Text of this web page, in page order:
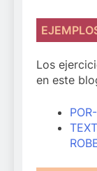
Los
en este